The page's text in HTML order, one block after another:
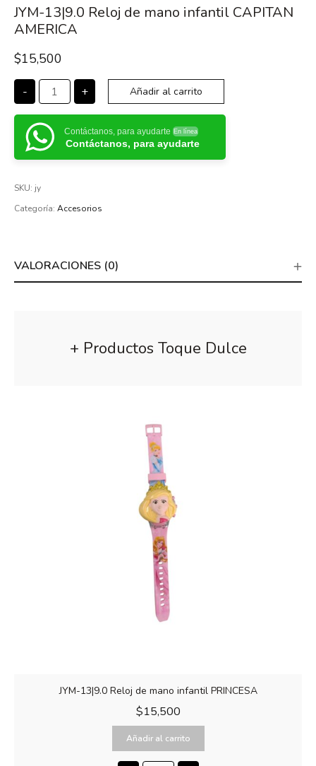
JYM-13|9.0 Reloj de mano infantil CAPITAN
AMERICA
$15,500
- + Añadir al carrito
Contáctanos, para ayudarte En línea
Contáctanos, para ayudarte
SKU: jy
Categoría: Accesorios
VALORACIONES (0)
+ Productos Toque Dulce
JYM-13|9.0 Reloj de mano infantil PRINCESA
$15,500
Añadir al carrito